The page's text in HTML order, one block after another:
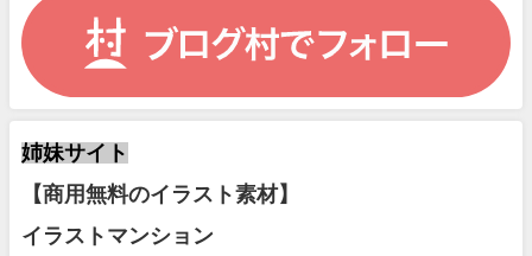
姉妹サイト
【商用無料のイラスト素材】
イラストマンション